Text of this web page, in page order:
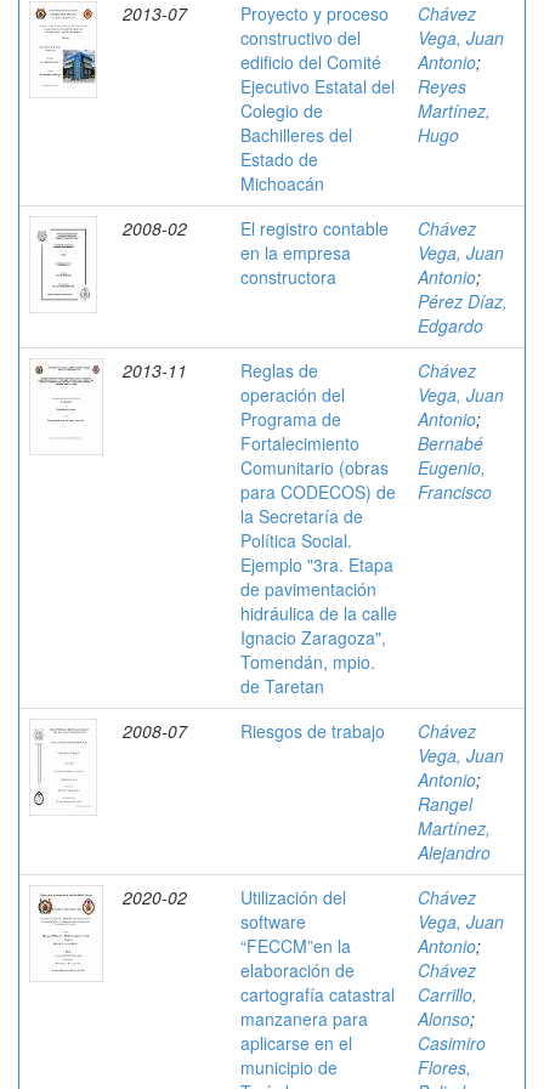
2013-07
Proyecto y proceso
constructivo del
edificio del Comité
Ejecutivo Estatal del
Colegio de
Bachilleres del
Estado de
Michoacán
Chávez
Vega, Juan
Antonio;
Reyes
Martínez,
Hugo
2008-02
El registro contable
en la empresa
constructora
Chávez
Vega, Juan
Antonio;
Pérez Díaz,
Edgardo
2013-11
Reglas de
operación del
Programa de
Fortalecimiento
Comunitario (obras
para CODECOS) de
la Secretaría de
Política Social.
Ejemplo "3ra. Etapa
de pavimentación
hidráulica de la calle
Ignacio Zaragoza",
Tomendán, mpio.
de Taretan
Chávez
Vega, Juan
Antonio;
Bernabé
Eugenio,
Francisco
2008-07 Riesgos de trabajo
Chávez
Vega, Juan
Antonio;
Rangel
Martínez,
Alejandro
2020-02
Utilización del
software
“FECCM”en la
elaboración de
cartografía catastral
manzanera para
aplicarse en el
municipio de
Chávez
Vega, Juan
Antonio;
Chávez
Carrillo,
Alonso;
Casimiro
Flores,